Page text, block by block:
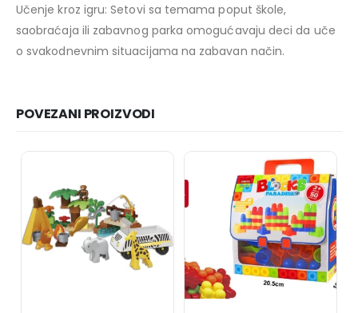
Učenje kroz igru: Setovi sa temama poput škole,
saobraćaja ili zabavnog parka omogućavaju deci da uče
o svakodnevnim situacijama na zabavan način.
POVEZANI PROIZVODI